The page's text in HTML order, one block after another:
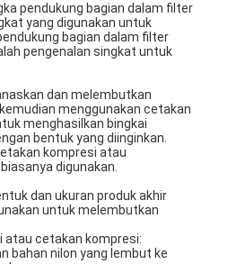
pendukung bagian dalam filter
yang digunakan untuk
bagian dalam filter
pengenalan singkat untuk
dan melembutkan
menggunakan cetakan
menghasilkan bingkai
bentuk yang diinginkan.
kompresi atau
digunakan.
dan ukuran produk akhir
untuk melembutkan
atau cetakan kompresi:
bahan nilon yang lembut ke